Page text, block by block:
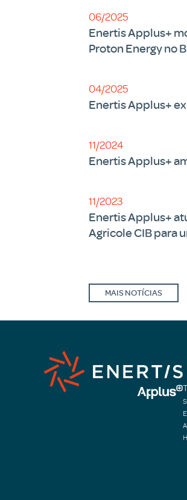
06/2025
Enertis Applus+
Proton Energy no
04/2025
Enertis Applus+
11/2024
Enertis Applus+
11/2023
Enertis Applus+
Agricole CIB para
MAIS NOTÍCIAS